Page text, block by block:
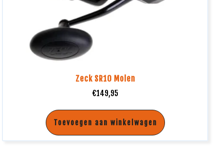
Zeck SR10 Molen
€149,95
Toevoegen aan winkelwagen